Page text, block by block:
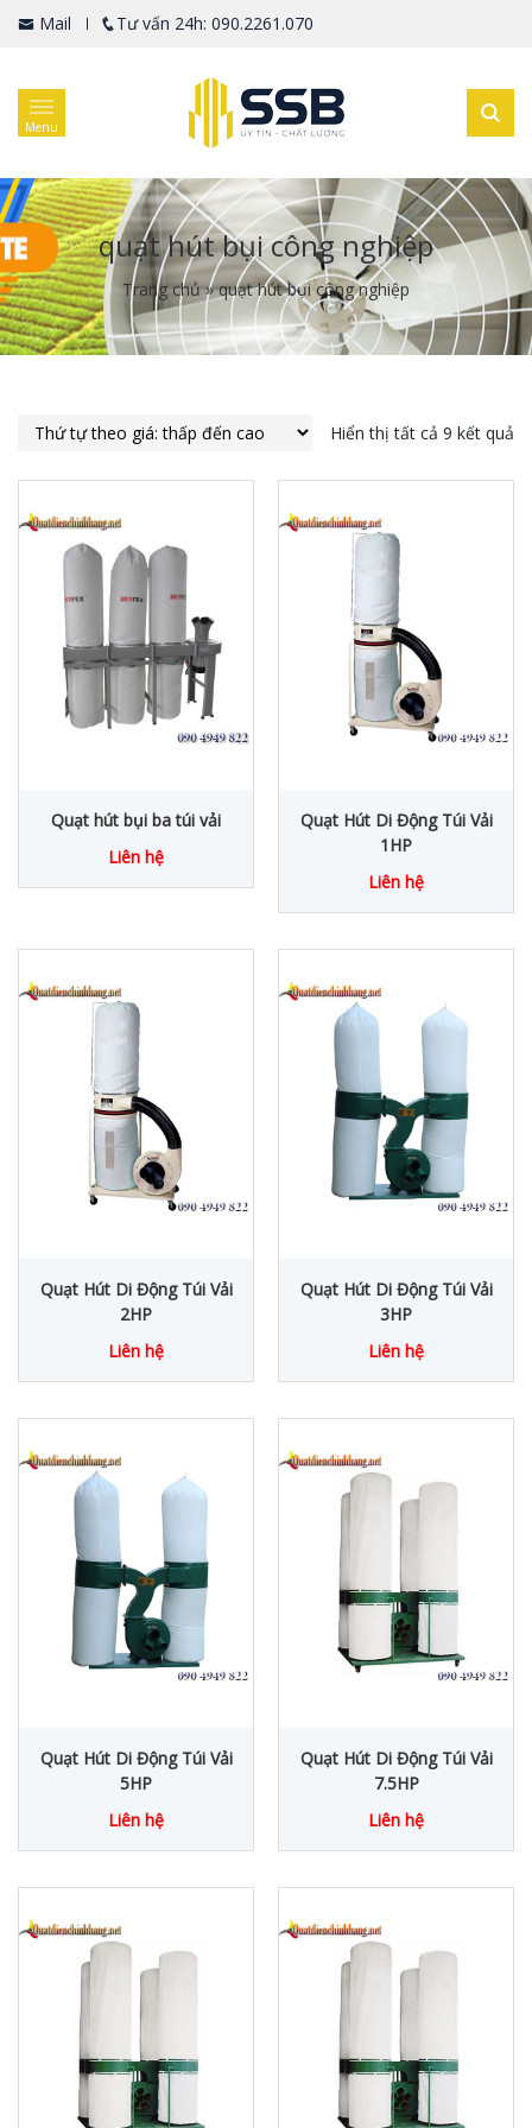
Mail Tư vấn 24h: 090.2261.070
Menu
quạt hút bụi công nghiệp
Trang chủ»quạt hút bụi công nghiệp
Hiển thị tất cả 9 kết quả
Quạt hút bụi ba túi vải
Liên hệ
Quạt Hút Di Động Túi Vải
1HP
Liên hệ
Quạt Hút Di Động Túi Vải
2HP
Liên hệ
Quạt Hút Di Động Túi Vải
3HP
Liên hệ
Quạt Hút Di Động Túi Vải
5HP
Liên hệ
Quạt Hút Di Động Túi Vải
7.5HP
Liên hệ